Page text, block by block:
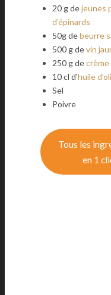
20 g dejeunes
d’épinards
50g debeurre
500 g devin
250 g decrème
10 cl d'huile
Sel
Poivre
Tous les
en 1